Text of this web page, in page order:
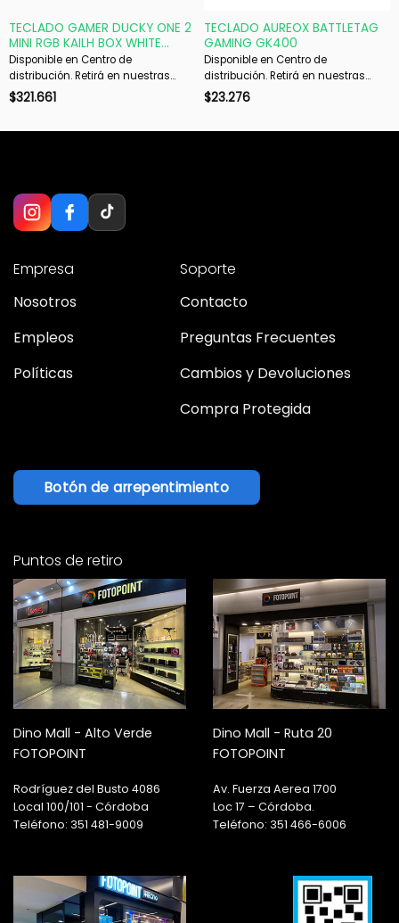
TECLADO GAMER DUCKY ONE 2
MINI RGB KAILH BOX WHITE
SWITCH MECANICO ISO SP
Disponible en Centro de
distribución. Retirá en nuestras
sucursales en 48 hs hábiles. Si es
$321.661
TECLADO AUREOX BATTLETAG
GAMING GK400
Disponible en Centro de
distribución. Retirá en nuestras
sucursales en 48 hs hábiles. Si es
$23.276
Empresa
Nosotros
Empleos
Políticas
Soporte
Contacto
Preguntas Frecuentes
Cambios y Devoluciones
Compra Protegida
Botón de arrepentimiento
Puntos de retiro
Dino Mall - Alto Verde
FOTOPOINT
Rodríguez del Busto 4086
Local 100/101 - Córdoba
Teléfono: 351 481-9009
Dino Mall - Ruta 20
FOTOPOINT
Av. Fuerza Aerea 1700
Loc 17 – Córdoba.
Teléfono: 351 466-6006